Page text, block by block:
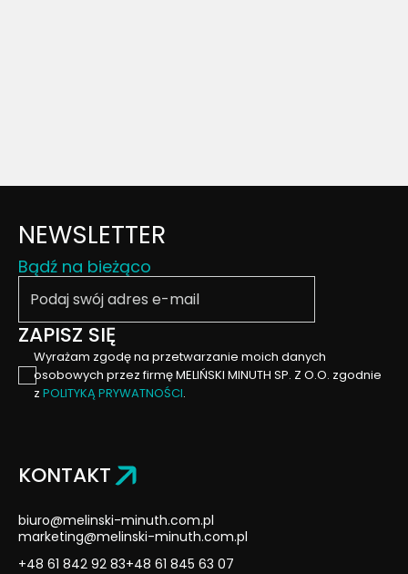
NEWSLETTER
Bądź na bieżąco
ZAPISZ SIĘ
Wyrażam zgodę na przetwarzanie moich danych
osobowych przez firmę MELIŃSKI MINUTH SP. Z O.O. zgodnie
z POLITYKĄ PRYWATNOŚCI.
KONTAKT
biuro@melinski-minuth.com.pl
marketing@melinski-minuth.com.pl
+48 61 842 92 83+48 61 845 63 07